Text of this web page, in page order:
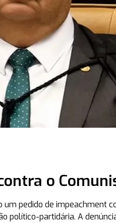
o
pedido de impeachment
político-partidária. A